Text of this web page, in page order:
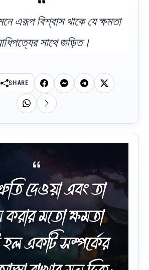
এরূপ বিশ্বাস থাকে যে ক্ষমতা
সাথে জড়িত।
SHARE
দেওয়া এবং তা
করার মতো ক্ষমতা
হল একটি সম্পর্কের